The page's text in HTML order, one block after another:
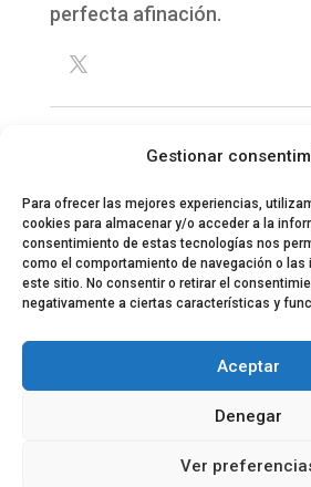
Gestionar
Para ofrecer las mejores experiencias,
cookies para almacenar y/o acceder a la
consentimiento de estas tecnologías nos
como el comportamiento de navegación o
este sitio. No consentir o retirar el
negativamente a ciertas características y
Aceptar
Denegar
Ver
perfecta afinación.
Equipo EPDLT